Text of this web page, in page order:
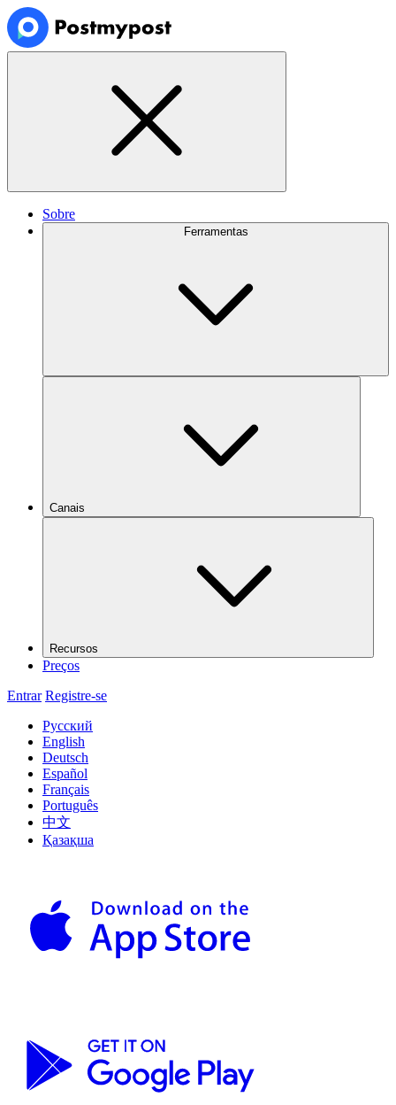
Sobre
Ferramentas
Canais
Recursos
Preços
Entrar Registre-se
Русский
English
Deutsch
Español
Français
Português
中文
Қазақша